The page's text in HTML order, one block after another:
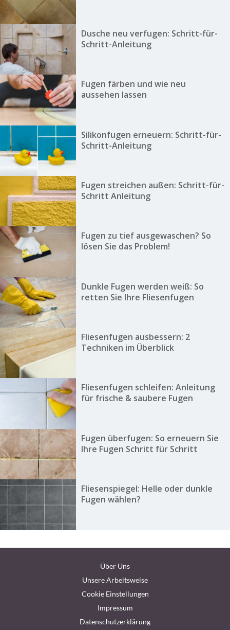
Dusche neu verfugen: Schritt-für-
Schritt-Anleitung
Fugen färben und wie neu
aussehen lassen
Silikonfugen erneuern: Schritt-für-
Schritt-Anleitung
Fugen streichen außen: Schritt-für-
Schritt Anleitung
Fugen zu tief ausgewaschen? So
lösen Sie das Problem!
Dunkle Fugen werden weiß: So
retten Sie Ihre Fliesenfugen
Fliesenfugen ausbessern: 2
Techniken im Überblick
Fliesenfugen schleifen: Anleitung
für frische & saubere Fugen
Fugen überfugen: So erneuern Sie
Ihre Fugen Schritt für Schritt
Fliesenspiegel: Helle oder dunkle
Fugen wählen?
Über Uns
Unsere Arbeitsweise
Cookie Einstellungen
Impressum
Datenschutzerklärung